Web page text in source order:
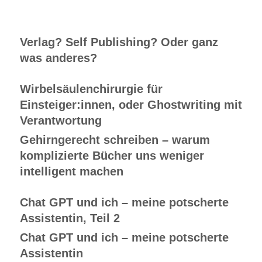
Verlag? Self Publishing? Oder ganz
was anderes?
Wirbelsäulenchirurgie für
Einsteiger:innen, oder Ghostwriting mit
Verantwortung
Gehirngerecht schreiben – warum
komplizierte Bücher uns weniger
intelligent machen
Chat GPT und ich – meine potscherte
Assistentin, Teil 2
Chat GPT und ich – meine potscherte
Assistentin